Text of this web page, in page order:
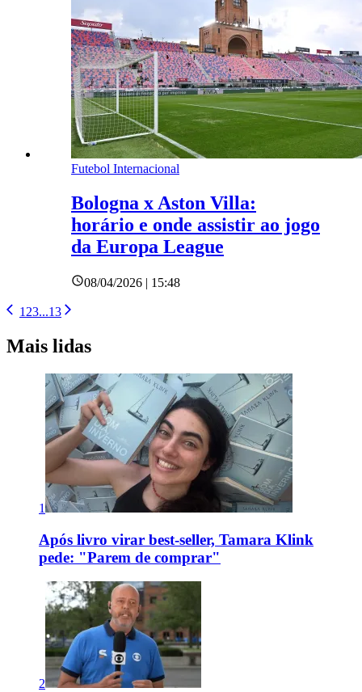
Futebol Internacional
Bologna x Aston Villa:
horário e onde assistir ao jogo
da Europa League
08/04/2026 | 15:48
1 23...13
Mais lidas
1
Após livro virar best-seller, Tamara Klink
pede: "Parem de comprar"
2